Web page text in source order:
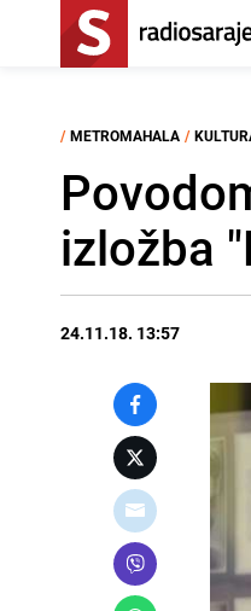
/ METROMAHALA /
izložba
24.11.18. 13:57